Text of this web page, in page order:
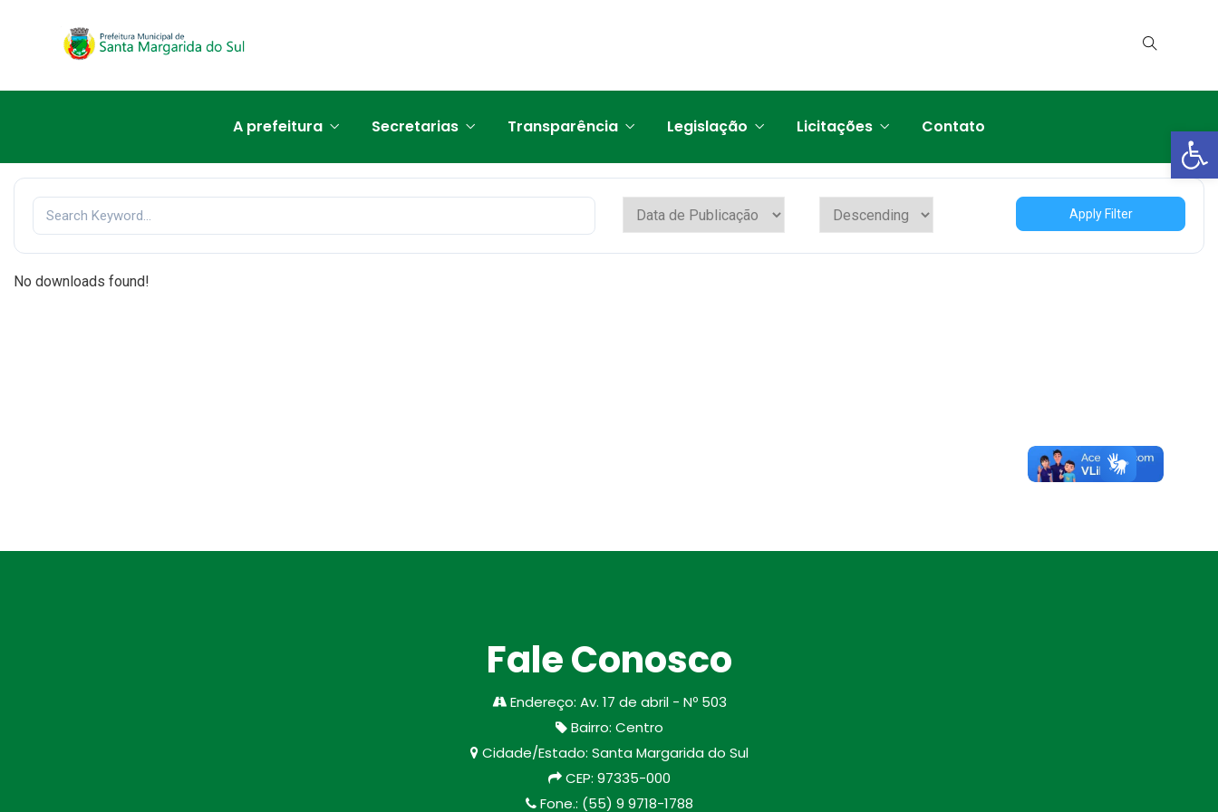
Abrir
A prefeitura Secretarias Transparência Legislação Licitações Contato
Apply Filter
No downloads found!
Fale Conosco
Endereço: Av. 17 de abril - Nº 503
Bairro: Centro
Cidade/Estado: Santa Margarida do Sul
CEP: 97335-000
Fone.: (55) 9 9718-1788